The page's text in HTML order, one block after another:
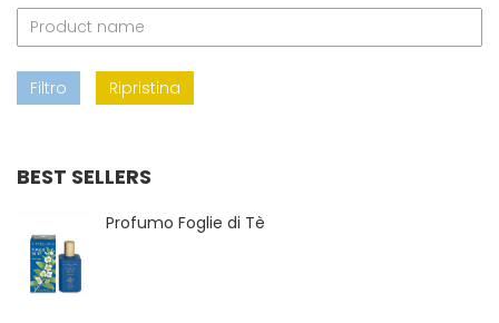
Filtro Ripristina
BEST SELLERS
Profumo Foglie di Tè